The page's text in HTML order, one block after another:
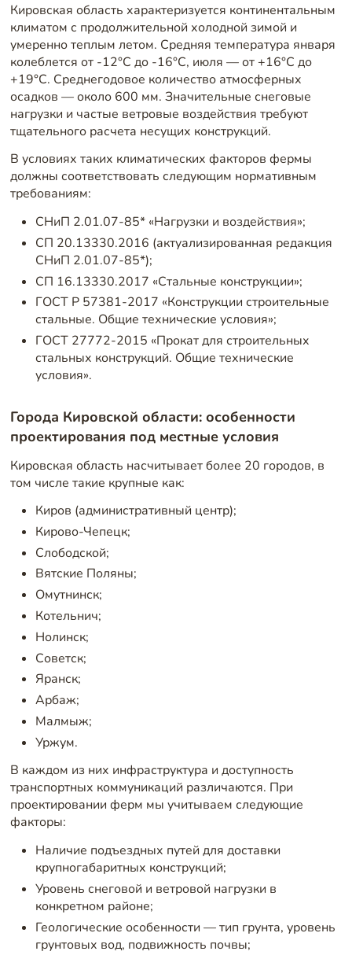
Кировская область характеризуется континентальным
климатом с продолжительной холодной зимой и
умеренно теплым летом. Средняя температура января
колеблется от -12°C до -16°C, июля — от +16°C до
+19°C. Среднегодовое количество атмосферных
осадков — около 600 мм. Значительные снеговые
нагрузки и частые ветровые воздействия требуют
тщательного расчета несущих конструкций.
В условиях таких климатических факторов фермы
должны соответствовать следующим нормативным
требованиям:
СНиП 2.01.07-85* «Нагрузки и воздействия»;
СП 20.13330.2016 (актуализированная редакция
СНиП 2.01.07-85*);
СП 16.13330.2017 «Стальные конструкции»;
ГОСТ Р 57381-2017 «Конструкции строительные
стальные. Общие технические условия»;
ГОСТ 27772-2015 «Прокат для строительных
стальных конструкций. Общие технические
условия».
Города Кировской области: особенности
проектирования под местные условия
Кировская область насчитывает более 20 городов, в
том числе такие крупные как:
Киров (административный центр);
Кирово-Чепецк;
Слободской;
Вятские Поляны;
Омутнинск;
Котельнич;
Нолинск;
Советск;
Яранск;
Арбаж;
Малмыж;
Уржум.
В каждом из них инфраструктура и доступность
транспортных коммуникаций различаются. При
проектировании ферм мы учитываем следующие
факторы:
Наличие подъездных путей для доставки
крупногабаритных конструкций;
Уровень снеговой и ветровой нагрузки в
конкретном районе;
Геологические особенности — тип грунта, уровень
грунтовых вод, подвижность почвы;